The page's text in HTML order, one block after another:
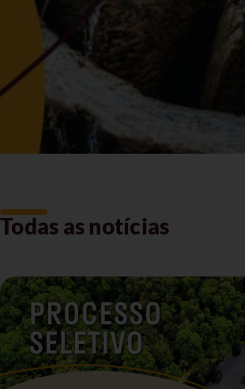
Todas as notícias